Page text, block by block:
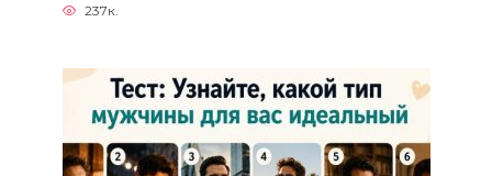
237к.